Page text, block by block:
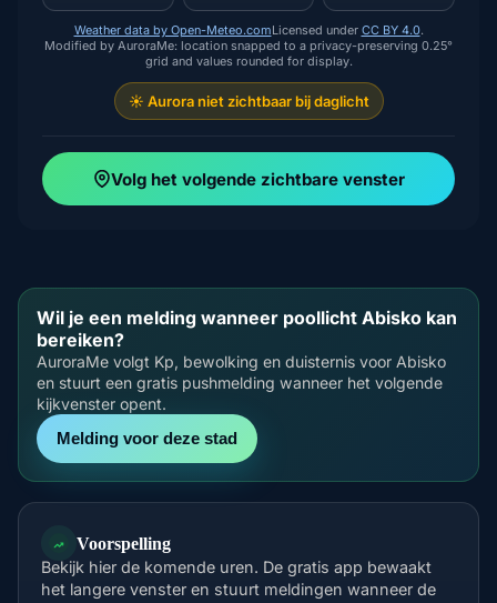
Weather data by Open-Meteo.comLicensed under CC BY 4.0.
Modified by AuroraMe: location snapped to a privacy-preserving 0.25°
grid and values rounded for display.
☀️ Aurora niet zichtbaar bij daglicht
Volg het volgende zichtbare venster
Wil je een melding wanneer poollicht Abisko kan
bereiken?
AuroraMe volgt Kp, bewolking en duisternis voor Abisko
en stuurt een gratis pushmelding wanneer het volgende
kijkvenster opent.
Melding voor deze stad
Voorspelling
Bekijk hier de komende uren. De gratis app bewaakt
het langere venster en stuurt meldingen wanneer de